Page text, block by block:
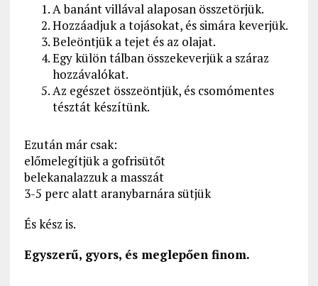
A banánt villával alaposan összetörjük.
Hozzáadjuk a tojásokat, és simára keverjük.
Beleöntjük a tejet és az olajat.
Egy külön tálban összekeverjük a száraz
hozzávalókat.
Az egészet összeöntjük, és csomómentes
tésztát készítünk.
Ezután már csak:
előmelegítjük a gofrisütőt
belekanalazzuk a masszát
3-5 perc alatt aranybarnára sütjük
És kész is.
Egyszerű, gyors, és meglepően finom.